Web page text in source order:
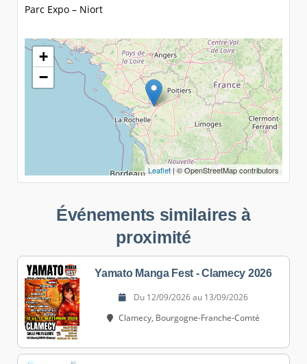
Parc Expo – Niort
+
−
Leaflet| © OpenStreetMap contributors
Événements similaires à
proximité
Yamato Manga Fest - Clamecy 2026
Du 12/09/2026 au 13/09/2026
Clamecy, Bourgogne-Franche-Comté